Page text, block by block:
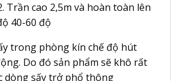
Trần cao 2,5m và hoàn toàn lên
40-60 độ
trong phòng kín chế độ hút
Do đó sản phẩm sẽ khô rất
dòng sấy trở phổ thông